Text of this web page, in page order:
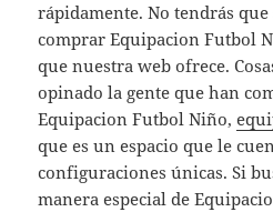
rápidamente. No tendrás que
comprar Equipacion Futbol
que nuestra web ofrece.
opinado la gente que han
Equipacion Futbol Niño,
que es un espacio que le
configuraciones únicas. Si
manera especial de